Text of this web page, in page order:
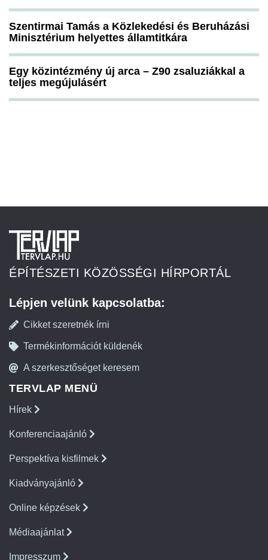
Szentirmai Tamás a Közlekedési és Beruházási
Minisztérium helyettes államtitkára
Egy közintézmény új arca – Z90 zsaluziákkal a
teljes megújulásért
ÉPÍTÉSZETI KÖZÖSSÉGI HÍRPORTÁL
Lépjen velünk kapcsolatba:
Cikket szeretnék írni
Termékinformációt küldenék
A szerkesztőséget keresem
TERVLAP MENÜ
Hírek
Konferenciaajánló
Perspektíva kisfilmek
Kiadványajánló
Online képzések
Médiaajánlat
Impresszum